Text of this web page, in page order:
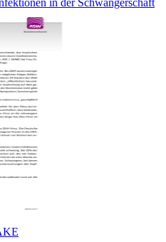
in der Schwangerschaft